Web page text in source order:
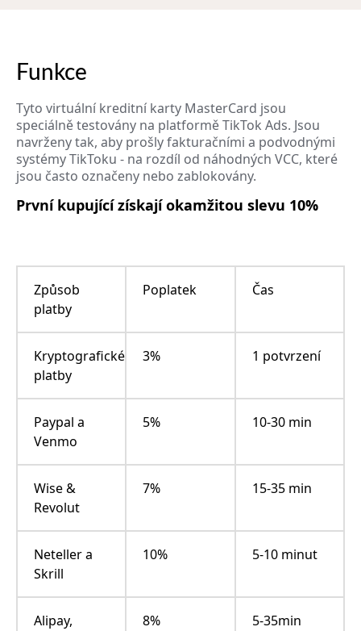
Funkce
Tyto virtuální kreditní karty MasterCard jsou
speciálně testovány na platformě TikTok Ads. Jsou
navrženy tak, aby prošly fakturačními a podvodnými
systémy TikToku - na rozdíl od náhodných VCC, které
jsou často označeny nebo zablokovány.
První kupující získají okamžitou slevu 10%
Způsob
platby
Poplatek Čas
Kryptografické
platby
3% 1 potvrzení
Paypal a
Venmo
5% 10-30 min
Wise &
Revolut
7% 15-35 min
Neteller a
Skrill
10% 5-10 minut
Alipay,
8% 5-35min